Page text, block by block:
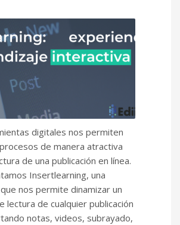
digitales nos permiten
de manera atractiva
de una publicación en línea.
Insertlearning, una
nos permite dinamizar un
lectura de cualquier publicación
notas, videos, subrayado,